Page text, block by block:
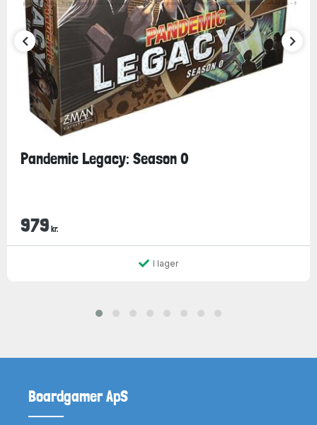
Pandemic Legacy: Season 0
979 kr.
I lager
Boardgamer ApS